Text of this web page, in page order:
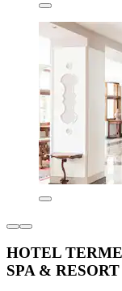
HOTEL
SPA & RESORT